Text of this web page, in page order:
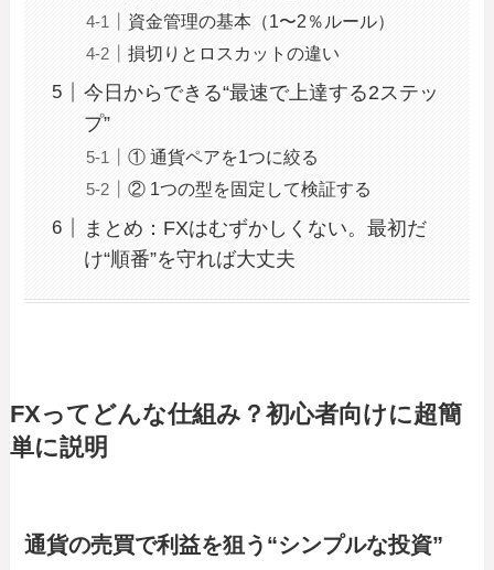
資金管理の基本（1〜2％ルール）
損切りとロスカットの違い
今日からできる“最速で上達する2ステッ
プ”
① 通貨ペアを1つに絞る
② 1つの型を固定して検証する
まとめ：FXはむずかしくない。最初だ
け“順番”を守れば大丈夫
FXってどんな仕組み？初心者向けに超簡
単に説明
通貨の売買で利益を狙う“シンプルな投資”